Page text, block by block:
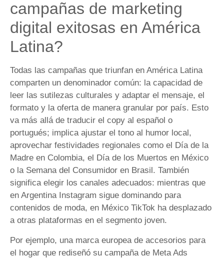
campañas de marketing
digital exitosas en América
Latina?
Todas las campañas que triunfan en América Latina
comparten un denominador común: la capacidad de
leer las sutilezas culturales y adaptar el mensaje, el
formato y la oferta de manera granular por país. Esto
va más allá de traducir el copy al español o
portugués; implica ajustar el tono al humor local,
aprovechar festividades regionales como el Día de la
Madre en Colombia, el Día de los Muertos en México
o la Semana del Consumidor en Brasil. También
significa elegir los canales adecuados: mientras que
en Argentina Instagram sigue dominando para
contenidos de moda, en México TikTok ha desplazado
a otras plataformas en el segmento joven.
Por ejemplo, una marca europea de accesorios para
el hogar que rediseñó su campaña de Meta Ads